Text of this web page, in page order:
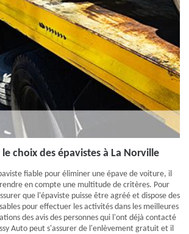
choix des épavistes à La Norville
fiable pour éliminer une épave de voiture, il
en compte une multitude de critères. Pour
que l'épaviste puisse être agréé et dispose des
pour effectuer les activités dans les meilleures
des avis des personnes qui l'ont déjà contacté
Auto peut s'assurer de l'enlèvement gratuit et il